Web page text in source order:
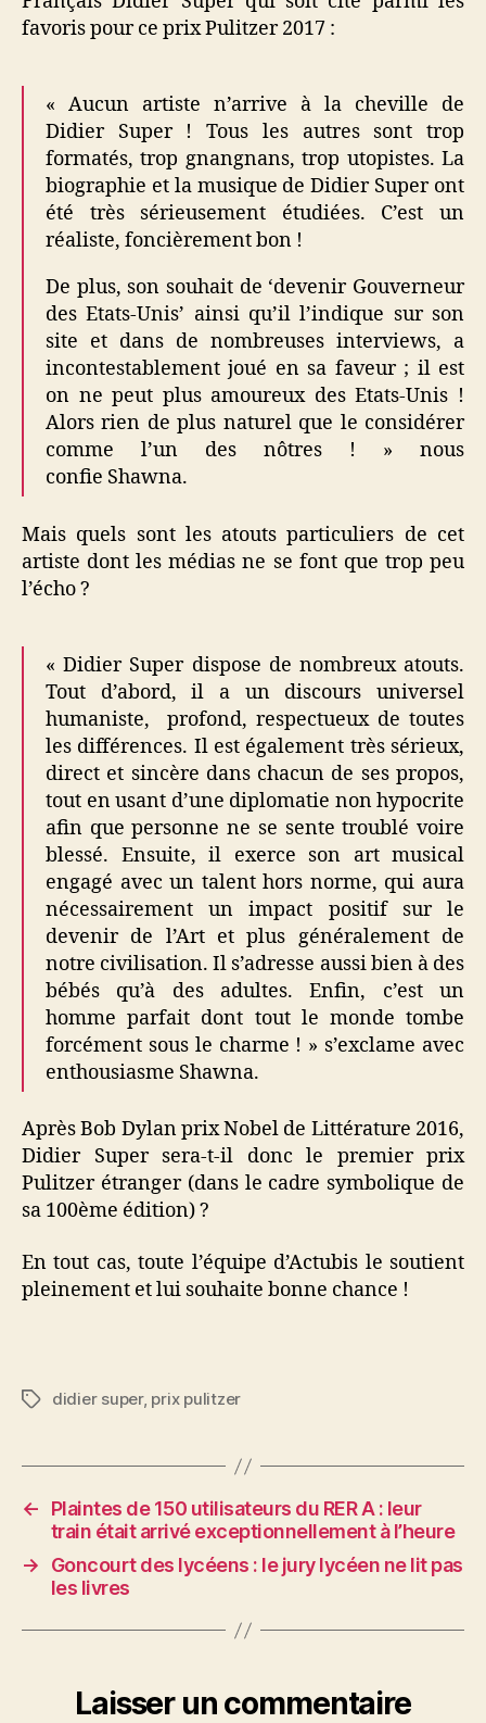
favoris pour ce prix Pulitzer 2017 :
« Aucun artiste n’arrive à la cheville de
Didier Super ! Tous les autres sont trop
formatés, trop gnangnans, trop utopistes. La
biographie et la musique de Didier Super ont
été très sérieusement étudiées. C’est un
réaliste, foncièrement bon !
De plus, son souhait de ‘devenir Gouverneur
des Etats-Unis’ ainsi qu’il l’indique sur son
site et dans de nombreuses interviews, a
incontestablement joué en sa faveur ; il est
on ne peut plus amoureux des Etats-Unis !
Alors rien de plus naturel que le considérer
comme l’un des nôtres ! » nous
confie Shawna.
Mais quels sont les atouts particuliers de cet
artiste dont les médias ne se font que trop peu
l’écho ?
« Didier Super dispose de nombreux atouts.
Tout d’abord, il a un discours universel
humaniste, profond, respectueux de toutes
les différences. Il est également très sérieux,
direct et sincère dans chacun de ses propos,
tout en usant d’une diplomatie non hypocrite
afin que personne ne se sente troublé voire
blessé. Ensuite, il exerce son art musical
engagé avec un talent hors norme, qui aura
nécessairement un impact positif sur le
devenir de l’Art et plus généralement de
notre civilisation. Il s’adresse aussi bien à des
bébés qu’à des adultes. Enfin, c’est un
homme parfait dont tout le monde tombe
forcément sous le charme ! » s’exclame avec
enthousiasme Shawna.
Après Bob Dylan prix Nobel de Littérature 2016,
Didier Super sera-t-il donc le premier prix
Pulitzer étranger (dans le cadre symbolique de
sa 100ème édition) ?
En tout cas, toute l’équipe d’Actubis le soutient
pleinement et lui souhaite bonne chance !
Étiquettes
didier super, prix pulitzer
←
Plaintes de 150 utilisateurs du RER A : leur
train était arrivé exceptionnellement à l’heure
→
Goncourt des lycéens : le jury lycéen ne lit pas
les livres
Laisser un commentaire